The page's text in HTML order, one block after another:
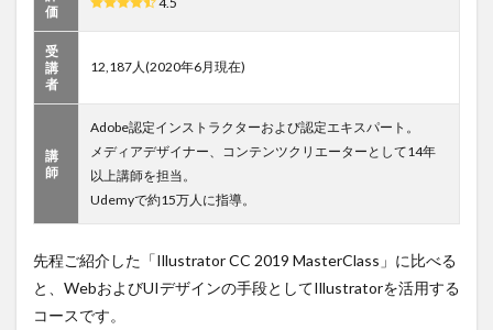
価
受
講
者
12,187人(2020年6月現在)
講
師
Adobe認定インストラクターおよび認定エキスパート。
メディアデザイナー、コンテンツクリエーターとして14年
以上講師を担当。
Udemyで約15万人に指導。
先程ご紹介した「Illustrator CC 2019 MasterClass」に比べる
と、WebおよびUIデザインの手段としてIllustratorを活用する
コースです。